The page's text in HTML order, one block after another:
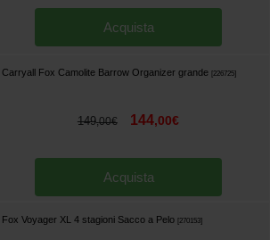
Acquista
Carryall Fox Camolite Barrow Organizer grande 226725]
149,00€ 144,00€
Acquista
Fox Voyager XL 4 stagioni Sacco a Pelo 270153]